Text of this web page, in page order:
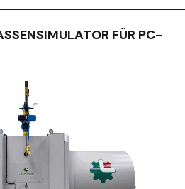
FÜR PC-